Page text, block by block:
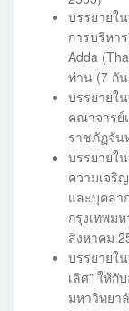
บรรยายใ
การบริหา
Adda
ท่าน (7 กั
บรรยายใ
คณาจารย์
ราชภัฏจัน
บรรยายใ
ความเจริ
และบุคลา
กรุงเทพม
สิงหาคม
บรรยายใ
เลิศ” ให้
มหาวิทยา